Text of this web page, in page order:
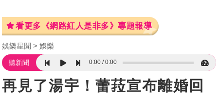
看更多《網路紅人是非多》專題報導
娛樂星聞 娛樂
聽新聞 0:00 0:00
再見了湯宇！蕾菈宣布離婚回